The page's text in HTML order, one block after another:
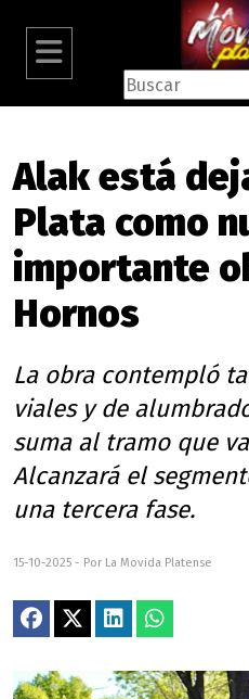
Alak está
Plata como
importante
Hornos
La obra contempló
viales y de
suma al tramo que va
Alcanzará el
una tercera fase.
15-10-2025 - Por La Movida Platense